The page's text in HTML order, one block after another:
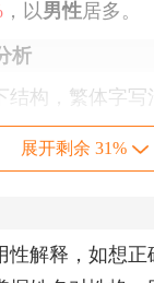
，以男性居多。
析
结构，繁体字写
结构，繁体字
配为： 8-8，
展开剩余 31%
性解释，如想正